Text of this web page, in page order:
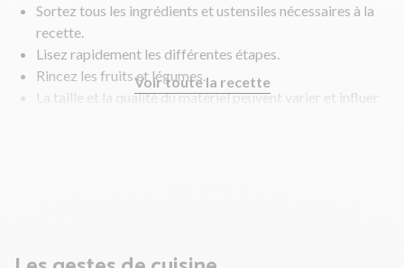
Sortez tous les ingrédients et ustensiles nécessaires à la
recette.
Lisez rapidement les différentes étapes.
Rincez les fruits et légumes.
La taille et la qualité du matériel peuvent varier et influer
Voir toute la recette